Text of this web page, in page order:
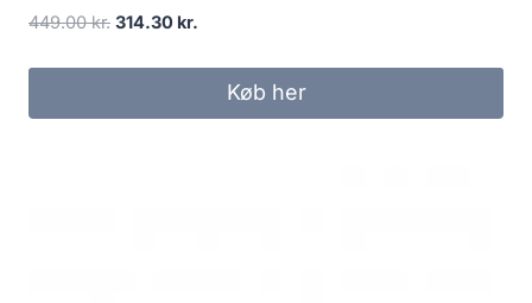
449.00kr. Den
314.30 kr.
Køb her